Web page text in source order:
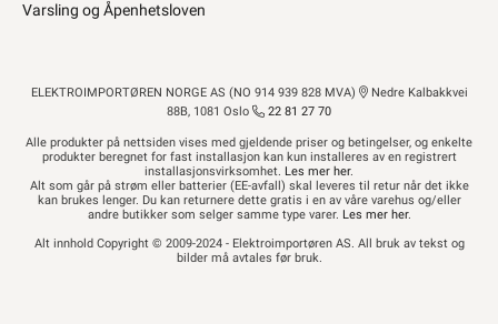
Varsling og Åpenhetsloven
ELEKTROIMPORTØREN NORGE AS (NO 914 939 828 MVA)
Nedre Kalbakkvei
88B, 1081 Oslo
22 81 27 70
Alle produkter på nettsiden vises med gjeldende priser og betingelser, og enkelte
produkter beregnet for fast installasjon kan kun installeres av en registrert
installasjonsvirksomhet. Les mer her.
Alt som går på strøm eller batterier (EE-avfall) skal leveres til retur når det ikke
kan brukes lenger. Du kan returnere dette gratis i en av våre varehus og/eller
andre butikker som selger samme type varer. Les mer her.
Alt innhold Copyright © 2009-2024 - Elektroimportøren AS. All bruk av tekst og
bilder må avtales før bruk.